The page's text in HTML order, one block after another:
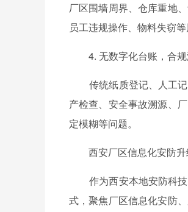
厂区围墙周界、仓库重地
员工违规操作、物料失窃
4. 无数字化台账，合规
传统纸质登记、人工记
产检查、安全事故溯源、
定模糊等问题。
西安厂区信息化安防升级
作为西安本地安防科技
式，聚焦厂区信息化安防